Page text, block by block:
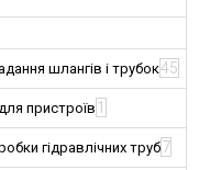
шлангів і трубок45
пристроїв 1
гідравлічних труб7